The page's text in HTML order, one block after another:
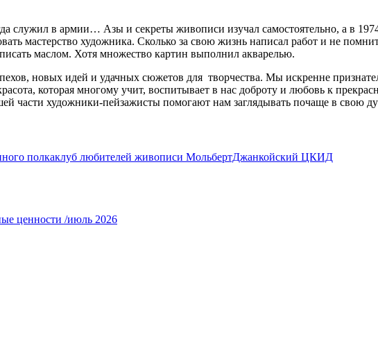
служил в армии… Азы и секреты живописи изучал самостоятельно, а в
мастерство художника. Сколько за свою жизнь написал работ и не
маслом. Хотя множество картин выполнил акварелью.
новых идей и удачных сюжетов для творчества. Мы искренне
которая многому учит, воспитывает в нас доброту и любовь к
части художники-пейзажисты помогают нам заглядывать почаще в свою
полкаклуб любителей живописи МольбертДжанкойский ЦКИД
ценности /июль 2026